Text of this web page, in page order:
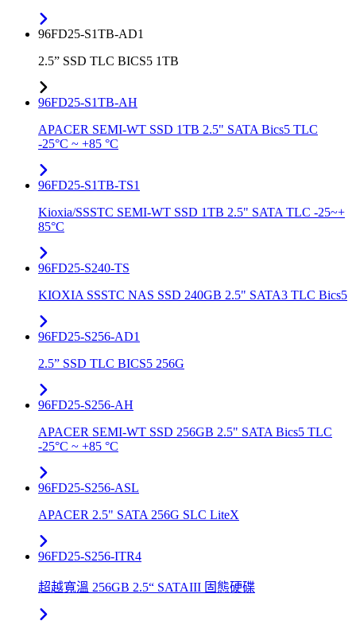
96FD25-S1TB-AD1
2.5” SSD TLC BICS5 1TB
96FD25-S1TB-AH
APACER SEMI-WT SSD 1TB 2.5" SATA Bics5 TLC
-25°C ~ +85 °C
96FD25-S1TB-TS1
Kioxia/SSSTC SEMI-WT SSD 1TB 2.5" SATA TLC -25~+
85°C
96FD25-S240-TS
KIOXIA SSSTC NAS SSD 240GB 2.5" SATA3 TLC Bics5
96FD25-S256-AD1
2.5” SSD TLC BICS5 256G
96FD25-S256-AH
APACER SEMI-WT SSD 256GB 2.5" SATA Bics5 TLC
-25°C ~ +85 °C
96FD25-S256-ASL
APACER 2.5" SATA 256G SLC LiteX
96FD25-S256-ITR4
超越寬溫 256GB 2.5“ SATAIII 固態硬碟